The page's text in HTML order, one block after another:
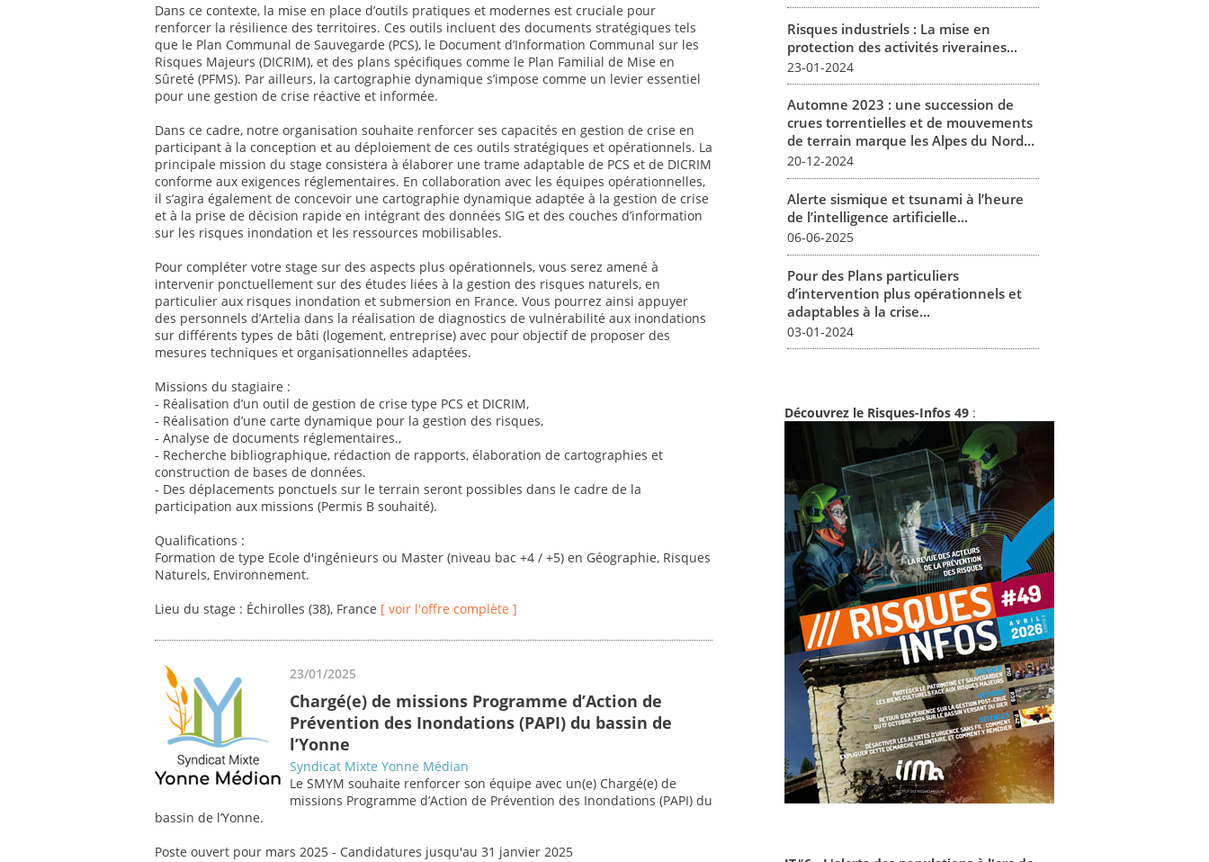
Dans ce contexte, la mise en place d’outils pratiques et modernes est cruciale pour
renforcer la résilience des territoires. Ces outils incluent des documents stratégiques tels
que le Plan Communal de Sauvegarde (PCS), le Document d’Information Communal sur les
Risques Majeurs (DICRIM), et des plans spécifiques comme le Plan Familial de Mise en
Sûreté (PFMS). Par ailleurs, la cartographie dynamique s’impose comme un levier essentiel
pour une gestion de crise réactive et informée.
Dans ce cadre, notre organisation souhaite renforcer ses capacités en gestion de crise en
participant à la conception et au déploiement de ces outils stratégiques et opérationnels. La
principale mission du stage consistera à élaborer une trame adaptable de PCS et de DICRIM
conforme aux exigences réglementaires. En collaboration avec les équipes opérationnelles,
il s’agira également de concevoir une cartographie dynamique adaptée à la gestion de crise
et à la prise de décision rapide en intégrant des données SIG et des couches d’information
sur les risques inondation et les ressources mobilisables.
Pour compléter votre stage sur des aspects plus opérationnels, vous serez amené à
intervenir ponctuellement sur des études liées à la gestion des risques naturels, en
particulier aux risques inondation et submersion en France. Vous pourrez ainsi appuyer
des personnels d’Artelia dans la réalisation de diagnostics de vulnérabilité aux inondations
sur différents types de bâti (logement, entreprise) avec pour objectif de proposer des
mesures techniques et organisationnelles adaptées.
Missions du stagiaire :
- Réalisation d’un outil de gestion de crise type PCS et DICRIM,
- Réalisation d’une carte dynamique pour la gestion des risques,
- Analyse de documents réglementaires.,
- Recherche bibliographique, rédaction de rapports, élaboration de cartographies et
construction de bases de données.
- Des déplacements ponctuels sur le terrain seront possibles dans le cadre de la
participation aux missions (Permis B souhaité).
Qualifications :
Formation de type Ecole d'ingénieurs ou Master (niveau bac +4 / +5) en Géographie, Risques
Naturels, Environnement.
Lieu du stage : Échirolles (38), France [ voir l'offre complète ]
23/01/2025
Chargé(e) de missions Programme d’Action de
Prévention des Inondations (PAPI) du bassin de
l’Yonne
Syndicat Mixte Yonne Médian
Le SMYM souhaite renforcer son équipe avec un(e) Chargé(e) de
missions Programme d’Action de Prévention des Inondations (PAPI) du
bassin de l’Yonne.
Poste ouvert pour mars 2025 - Candidatures jusqu'au 31 janvier 2025
Risques industriels : La mise en
protection des activités riveraines...
23-01-2024
Automne 2023 : une succession de
crues torrentielles et de mouvements
de terrain marque les Alpes du Nord...
20-12-2024
Alerte sismique et tsunami à l’heure
de l’intelligence artificielle...
06-06-2025
Pour des Plans particuliers
d’intervention plus opérationnels et
adaptables à la crise...
03-01-2024
Découvrez le Risques-Infos 49 :